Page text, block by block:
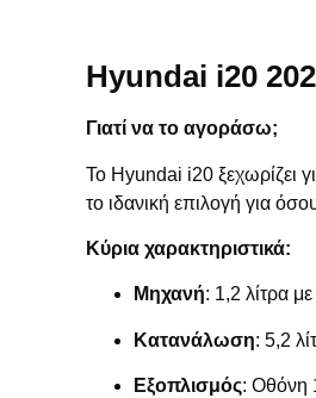
Hyundai i20
Γιατί να το αγοράσω;
Το Hyundai i20 ξεχωρίζει
το ιδανική επιλογή για
Κύρια χαρακτηριστικά:
Μηχανή: 1,2 λίτρα
Κατανάλωση: 5,2
Εξοπλισμός: Οθόνη